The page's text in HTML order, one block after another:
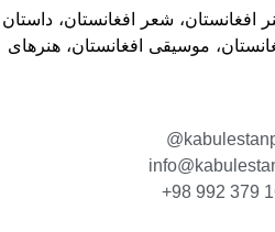
افغانستان، شعر افغانستان، داستان
موسیقی افغانستان، هنرهای